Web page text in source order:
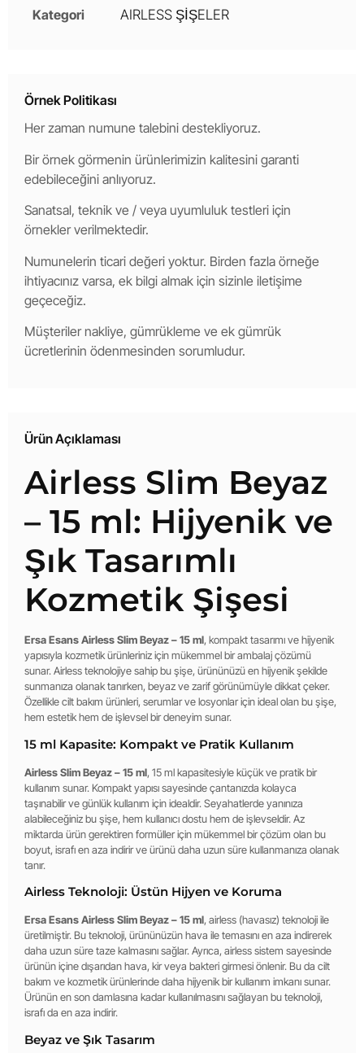
Kategori
AIRLESS ŞİŞELER
Örnek Politikası
Her zaman numune talebini destekliyoruz.
Bir örnek görmenin ürünlerimizin kalitesini garanti
edebileceğini anlıyoruz.
Sanatsal, teknik ve / veya uyumluluk testleri için
örnekler verilmektedir.
Numunelerin ticari değeri yoktur. Birden fazla örneğe
ihtiyacınız varsa, ek bilgi almak için sizinle iletişime
geçeceğiz.
Müşteriler nakliye, gümrükleme ve ek gümrük
ücretlerinin ödenmesinden sorumludur.
Ürün Açıklaması
Airless Slim Beyaz
– 15 ml: Hijyenik ve
Şık Tasarımlı
Kozmetik Şişesi
Ersa Esans Airless Slim Beyaz – 15 ml, kompakt tasarımı ve hijyenik
yapısıyla kozmetik ürünleriniz için mükemmel bir ambalaj çözümü
sunar. Airless teknolojiye sahip bu şişe, ürününüzü en hijyenik şekilde
sunmanıza olanak tanırken, beyaz ve zarif görünümüyle dikkat çeker.
Özellikle cilt bakım ürünleri, serumlar ve losyonlar için ideal olan bu şişe,
hem estetik hem de işlevsel bir deneyim sunar.
15 ml Kapasite: Kompakt ve Pratik Kullanım
Airless Slim Beyaz – 15 ml, 15 ml kapasitesiyle küçük ve pratik bir
kullanım sunar. Kompakt yapısı sayesinde çantanızda kolayca
taşınabilir ve günlük kullanım için idealdir. Seyahatlerde yanınıza
alabileceğiniz bu şişe, hem kullanıcı dostu hem de işlevseldir. Az
miktarda ürün gerektiren formüller için mükemmel bir çözüm olan bu
boyut, israfı en aza indirir ve ürünü daha uzun süre kullanmanıza olanak
tanır.
Airless Teknoloji: Üstün Hijyen ve Koruma
Ersa Esans Airless Slim Beyaz – 15 ml, airless (havasız) teknoloji ile
üretilmiştir. Bu teknoloji, ürününüzün hava ile temasını en aza indirerek
daha uzun süre taze kalmasını sağlar. Ayrıca, airless sistem sayesinde
ürünün içine dışarıdan hava, kir veya bakteri girmesi önlenir. Bu da cilt
bakım ve kozmetik ürünlerinde daha hijyenik bir kullanım imkanı sunar.
Ürünün en son damlasına kadar kullanılmasını sağlayan bu teknoloji,
israfı da en aza indirir.
Beyaz ve Şık Tasarım